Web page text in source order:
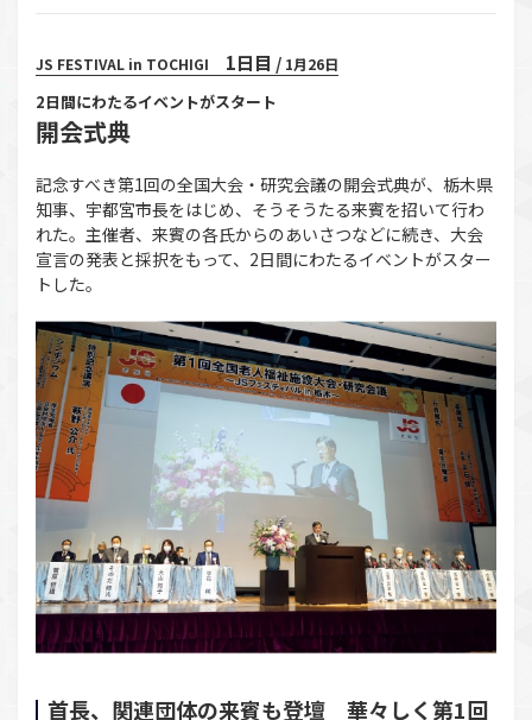
JS FESTIVAL in TOCHIGI 1日目 / 1月26日
2日間にわたるイベントがスタート
開会式典
記念すべき第1回の全国大会・研究会議の開会式典が、栃木県
知事、宇都宮市長をはじめ、そうそうたる来賓を招いて行わ
れた。主催者、来賓の各氏からのあいさつなどに続き、大会
宣言の発表と採択をもって、2日間にわたるイベントがスター
トした。
首長、関連団体の来賓も登壇 華々しく第1回